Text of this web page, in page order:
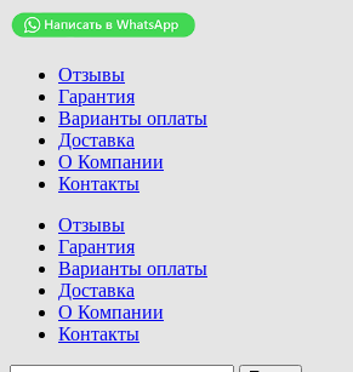
Отзывы
Гарантия
Варианты оплаты
Доставка
О Компании
Контакты
Отзывы
Гарантия
Варианты оплаты
Доставка
О Компании
Контакты